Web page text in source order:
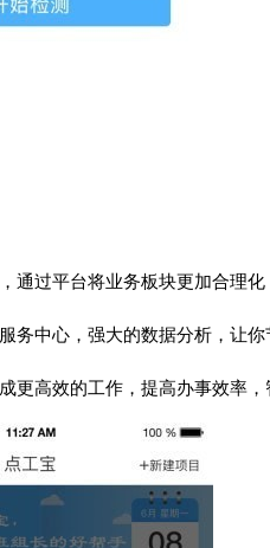
通过平台将业务板块更加合理化
务中心，强大的数据分析，让你
更高效的工作，提高办事效率，